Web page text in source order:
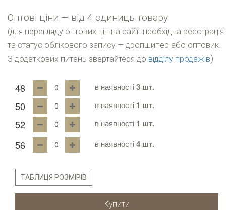
Оптові ціни — від 4 одиниць товару
(для перегляду оптових цін на сайті необхідна реєстрація
та статус облікового запису — дропшипер або оптовик.
З додаткових питань звертайтеся до відділу продажів)
48 в наявності3 шт.
50 в наявності 1 шт.
52 в наявності 1 шт.
56 в наявності4 шт.
ТАБЛИЦЯ РОЗМІРІВ
Купити